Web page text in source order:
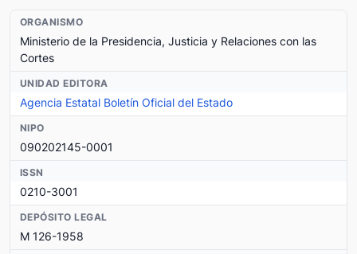
ORGANISMO
Ministerio de la Presidencia, Justicia y Relaciones con las
Cortes
UNIDAD EDITORA
Agencia Estatal Boletín Oficial del Estado
NIPO
090202145-0001
ISSN
0210-3001
DEPÓSITO LEGAL
M 126-1958